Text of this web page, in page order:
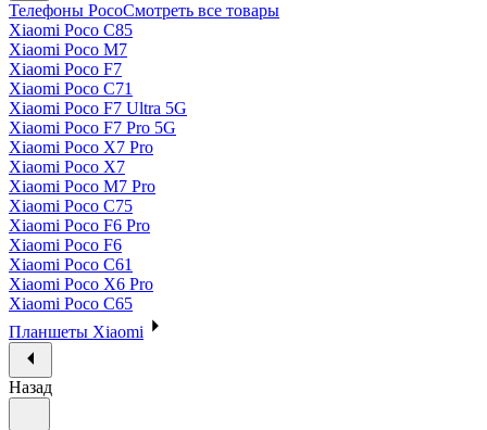
Телефоны PocoСмотреть все товары
Xiaomi Poco C85
Xiaomi Poco M7
Xiaomi Poco F7
Xiaomi Poco C71
Xiaomi Poco F7 Ultra 5G
Xiaomi Poco F7 Pro 5G
Xiaomi Poco X7 Pro
Xiaomi Poco X7
Xiaomi Poco M7 Pro
Xiaomi Poco C75
Xiaomi Poco F6 Pro
Xiaomi Poco F6
Xiaomi Poco C61
Xiaomi Poco X6 Pro
Xiaomi Poco C65
Планшеты Xiaomi
Назад